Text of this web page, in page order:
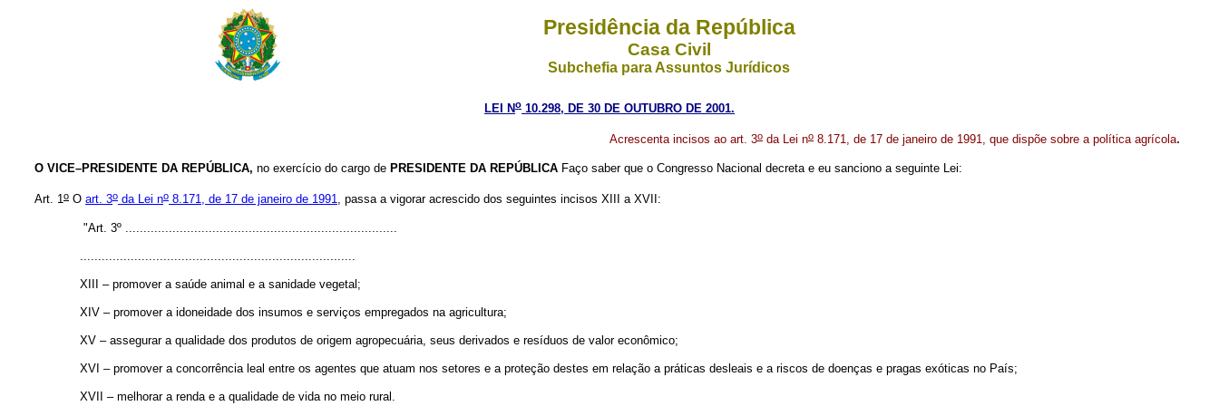
Presidência da República
Casa Civil
Subchefia para Assuntos Jurídicos
LEI No 10.298, DE 30 DE OUTUBRO DE 2001.
Acrescenta incisos ao art. 3o da Lei no 8.171, de 17 de janeiro de 1991, que dispõe sobre a política agrícola.
O VICE–PRESIDENTE DA REPÚBLICA, no exercício do cargo de PRESIDENTE DA REPÚBLICA Faço saber que o Congresso Nacional decreta e eu sanciono a seguinte Lei:
Art. 1o O art. 3o da Lei no 8.171, de 17 de janeiro de 1991, passa a vigorar acrescido dos seguintes incisos XIII a XVII:
"Art. 3º ...........................................................................
XIII – promover a saúde animal e a sanidade vegetal;
XIV – promover a idoneidade dos insumos e serviços empregados na agricultura;
XV – assegurar a qualidade dos produtos de origem agropecuária, seus derivados e resíduos de valor econômico;
XVI – promover a concorrência leal entre os agentes que atuam nos setores e a proteção destes em relação a práticas desleais e a riscos de doenças e pragas exóticas no País;
XVII – melhorar a renda e a qualidade de vida no meio rural.